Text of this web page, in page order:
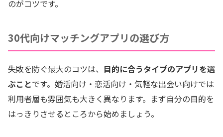
のがコツです。
30代向けマッチングアプリの選び方
失敗を防ぐ最大のコツは、 目的に合うタイプのアプリを選
ぶことです。婚活向け・恋活向け・気軽な出会い向けでは
利用者層も雰囲気も大きく異なります。まず自分の目的を
はっきりさせるところから始めましょう。